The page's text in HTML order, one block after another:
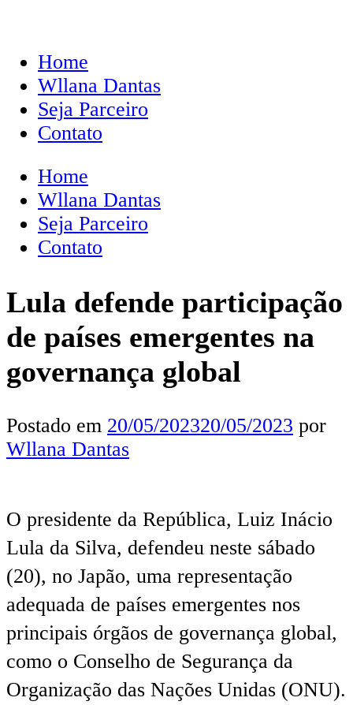
Home
Wllana Dantas
Seja Parceiro
Contato
Home
Wllana Dantas
Seja Parceiro
Contato
Lula defende participação
de países emergentes na
governança global
Postado em 20/05/202320/05/2023 por
Wllana Dantas
O presidente da República, Luiz Inácio
Lula da Silva, defendeu neste sábado
(20), no Japão, uma representação
adequada de países emergentes nos
principais órgãos de governança global,
como o Conselho de Segurança da
Organização das Nações Unidas (ONU).